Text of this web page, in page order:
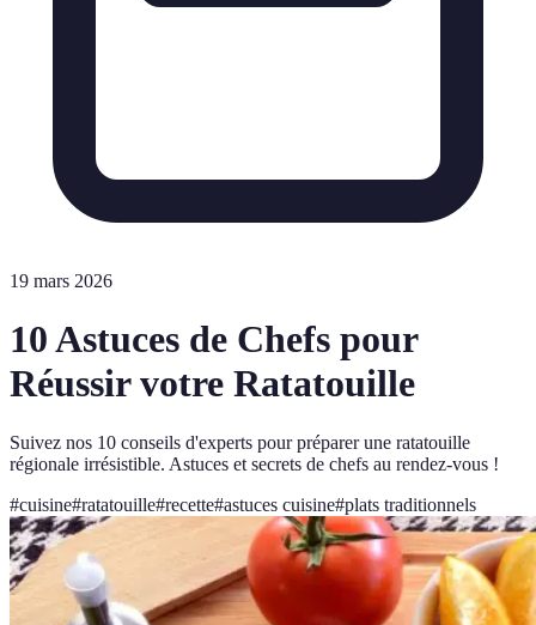
19 mars 2026
10 Astuces de Chefs pour
Réussir votre Ratatouille
Suivez nos 10 conseils d'experts pour préparer une ratatouille
régionale irrésistible. Astuces et secrets de chefs au rendez-vous !
#cuisine#ratatouille#recette#astuces cuisine#plats traditionnels